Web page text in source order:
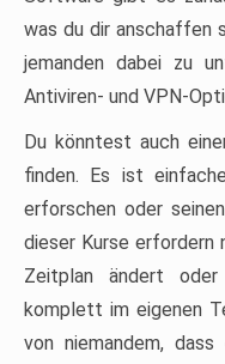
was du dir anschaffen
jemanden dabei zu
Antiviren- und VPN-
Du könntest auch
finden. Es ist
erforschen oder
dieser Kurse erfordern
Zeitplan ändert
komplett im eigenen
von niemandem,